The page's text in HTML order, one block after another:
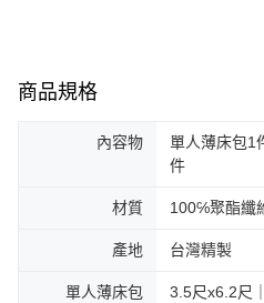
商品規格
內容物
單人薄床包1
件
材質 100℅聚酯纖
產地 台灣精製
單人薄床包
3.5尺x6.2尺